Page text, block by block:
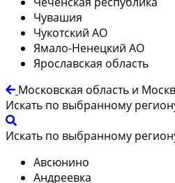
Чувашия
Чукотский АО
Ямало-Ненецкий АО
Ярославская область
Московская область и
Искать по выбранному
Искать по выбранному
Авсюнино
Андреевка